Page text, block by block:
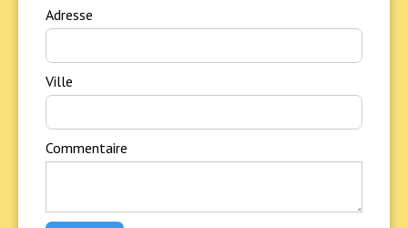
Adresse
Ville
Commentaire